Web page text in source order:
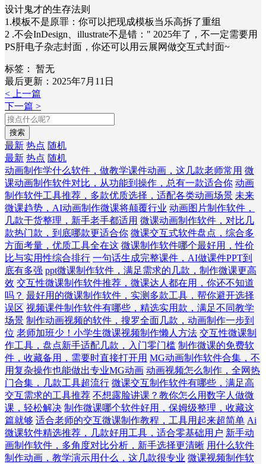
设计鬼才的生存法则
1.模板不是原罪：你可以把现成模板当乐高拆了重组
2 .不会InDesign、illustrate不是错：" 2025年了，不一定需要用
PS肝电子杂志封面，你还可以用云展网做交互式封面~
标签：
暂无
最后更新：2025年7月11日
< 上一篇
下一篇 >
搜索
最新 热点 随机
最新 热点 随机
动画制作学什么软件，做教学课件动画，这几款老师常用 微
课动画制作软件对比，从功能到操作，总有一款适合你 动画
制作软件工具推荐，多款优质选择，适配各类动画场景 未来
微课趋势，AI动画制作微课将颠覆行业 动画图片制作软件，
几款干货整理，新手老手都适用 微课动画制作软件，对比几
款热门款，到底哪款更适合你 微课交互式软件盘点，综合多
方面考量，优质工具全在这 微课制作软件哪个最好用，性价
比与实用性综合排行 一句话生成完整课件，AI做课件PPT到
底有多强 ppt微课制作软件，满足需求的几款，制作微课更高
效 交互性微课制作软件推荐，微课达人都在用，你还不知道
吗？ 最好用的微课制作软件，实测多款工具，帮你避开选择
误区 视频课件制作软件有哪些，精选实用款，满足不同教学
场景 制作动画视频的软件，搜罗全面几款，动画制作一步到
位 老师加班少！小学生微课视频制作懒人方法 交互性微课制
作工具，盘点新手适配几款，入门零门槛 制作微课的免费软
件，收藏备用，需要时直接打开用 MG动画制作软件合集，不
用复杂操作也能做出专业MG动画 动画视频怎么制作，全网热
门合集，几款工具超流行 微课交互制作软件有哪些，满足高
交互需求的工具推荐 不想露脸讲课？教你怎么用数字人做微
课，轻松解决 制作微课哪个软件好用，保姆级整理，收藏这
篇就够 适合老师的交互微课制作教程，工具用起来超简单 Ai
微课软件精选推荐，几款好用工具，适合零基础用户 新手动
画制作软件，多角度对比分析，新手选择更清晰 用什么软件
制作动画，教学演示用什么，这几款很专业 微课视频制作软